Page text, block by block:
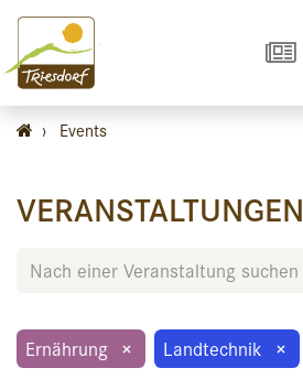
› Events
VERANSTALTUNGEN
Ernährung × Landtechnik ×